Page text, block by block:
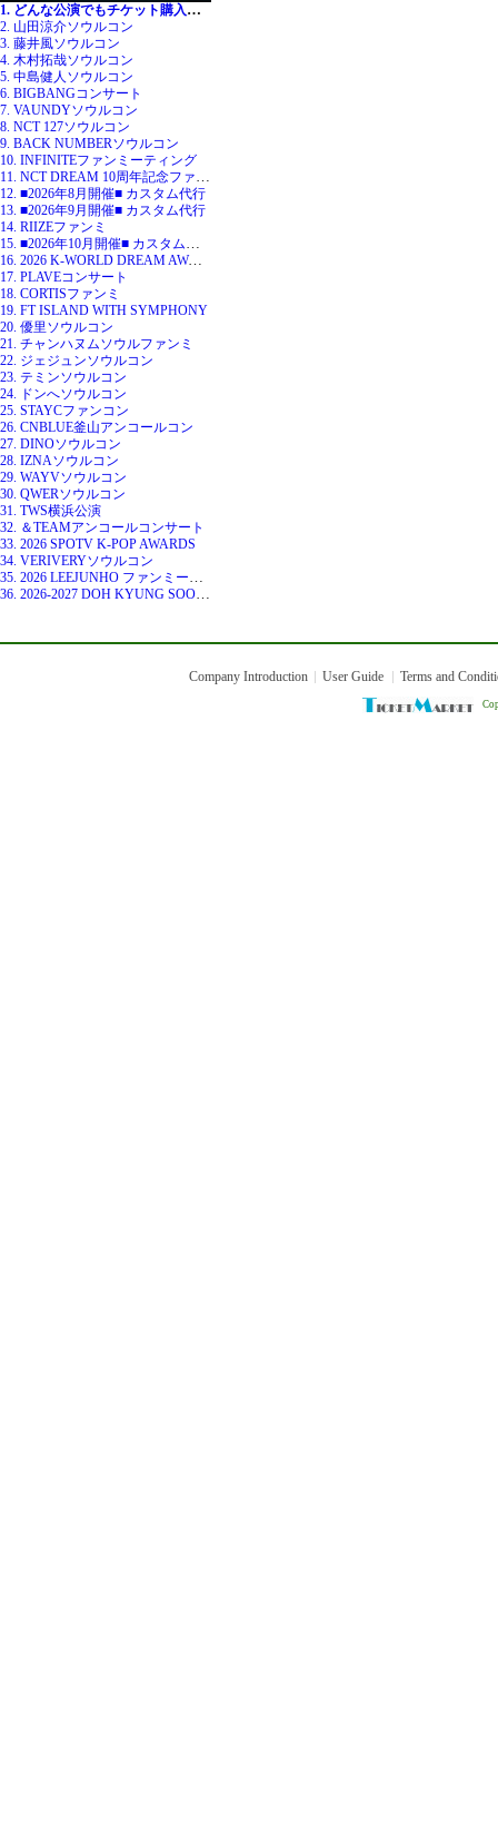
1. どんな公演でもチケット購入代行
2. 山田涼介ソウルコン
3. 藤井風ソウルコン
4. 木村拓哉ソウルコン
5. 中島健人ソウルコン
6. BIGBANGコンサート
7. VAUNDYソウルコン
8. NCT 127ソウルコン
9. BACK NUMBERソウルコン
10. INFINITEファンミーティング
11. NCT DREAM 10周年記念ファンミ
12. ■2026年8月開催■ カスタム代行
13. ■2026年9月開催■ カスタム代行
14. RIIZEファンミ
15. ■2026年10月開催■ カスタム代行
16. 2026 K-WORLD DREAM AWARDS
17. PLAVEコンサート
18. CORTISファンミ
19. FT ISLAND WITH SYMPHONY
20. 優里ソウルコン
21. チャンハヌムソウルファンミ
22. ジェジュンソウルコン
23. テミンソウルコン
24. ドンへソウルコン
25. STAYCファンコン
26. CNBLUE釜山アンコールコン
27. DINOソウルコン
28. IZNAソウルコン
29. WAYVソウルコン
30. QWERソウルコン
31. TWS横浜公演
32. ＆TEAMアンコールコンサート
33. 2026 SPOTV K-POP AWARDS
34. VERIVERYソウルコン
35. 2026 LEEJUNHO ファンミーティング IN SEOUL 〈AUTUMN NOTE〉
36. 2026-2027 DOH KYUNG SOO CONCERT TOUR [DAY OFF]
Company Introduction User Guide Terms and